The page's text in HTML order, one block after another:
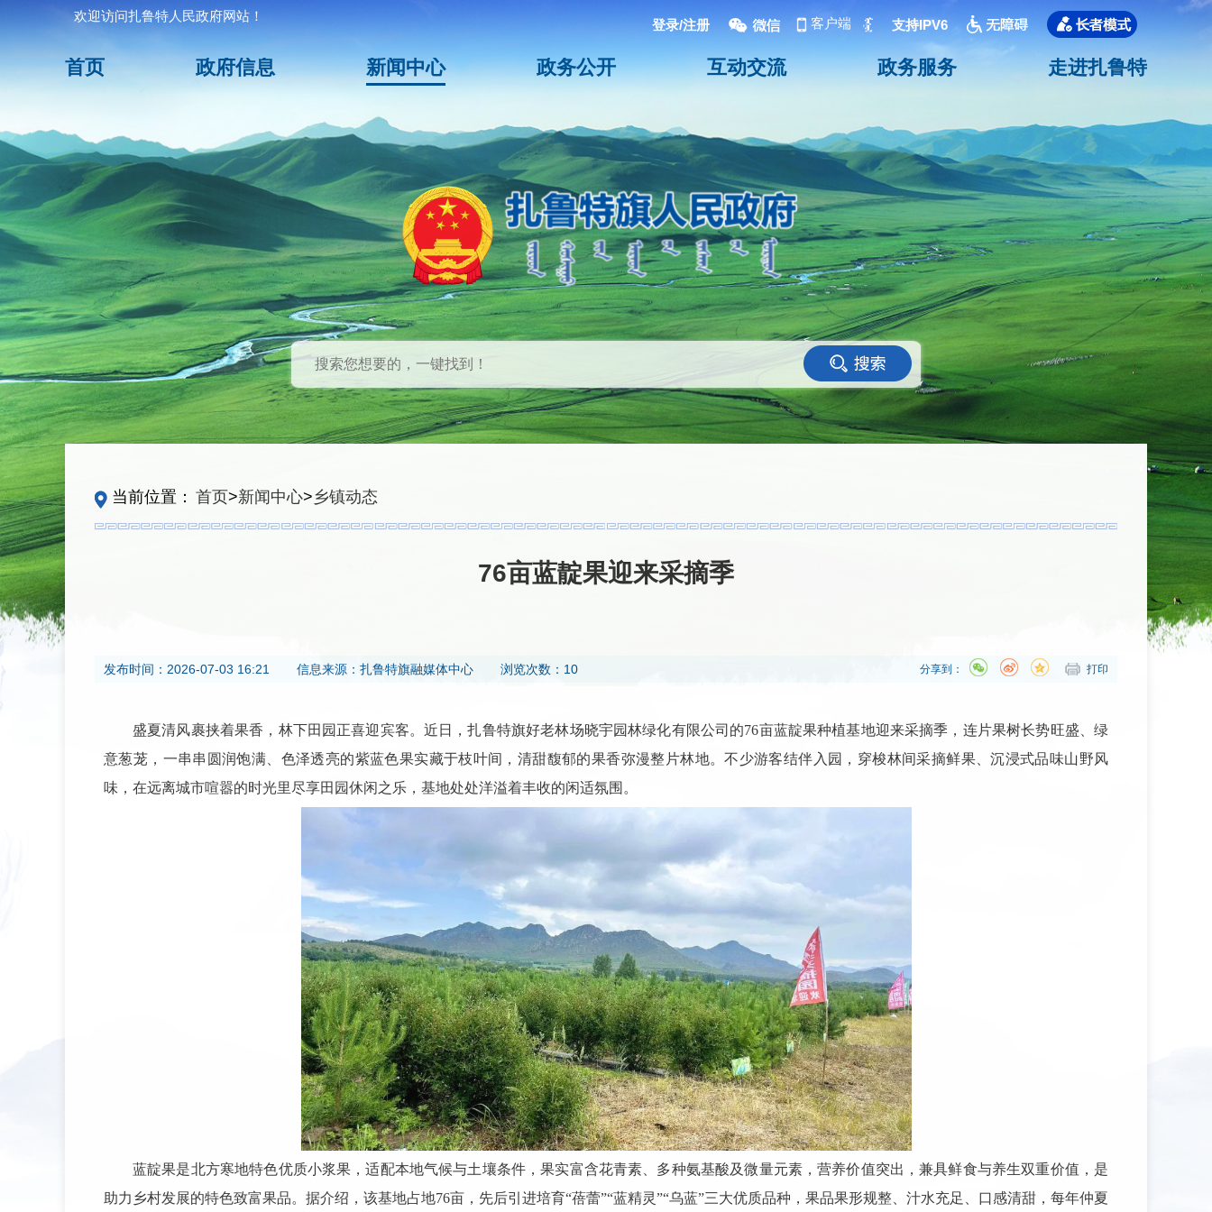
欢迎访问扎鲁特人民政府网站！
登录/注册 客户端 支持IPV6
首页 政府信息 新闻中心 政务公开 互动交流 政务服务 走进扎鲁特
<
当前位置： 首页>新闻中心>乡镇动态
76亩蓝靛果迎来采摘季
发布时间： 2026-07-03 16:21 信息来源： 扎鲁特旗融媒体中心 浏览次数：10 打印
分享到：
盛夏清风裹挟着果香，林下田园正喜迎宾客。近日，扎鲁特旗好老林场晓宇园林绿化有限公司的76亩蓝靛果种植基地迎来采摘季，连片果树长势旺盛、绿
意葱茏，一串串圆润饱满、色泽透亮的紫蓝色果实藏于枝叶间，清甜馥郁的果香弥漫整片林地。不少游客结伴入园，穿梭林间采摘鲜果、沉浸式品味山野风
味，在远离城市喧嚣的时光里尽享田园休闲之乐，基地处处洋溢着丰收的闲适氛围。
蓝靛果是北方寒地特色优质小浆果，适配本地气候与土壤条件，果实富含花青素、多种氨基酸及微量元素，营养价值突出，兼具鲜食与养生双重价值，是
助力乡村发展的特色致富果品。据介绍，该基地占地76亩，先后引进培育“蓓蕾”“蓝精灵”“乌蓝”三大优质品种，果品果形规整、汁水充足、口感清甜，每年仲夏